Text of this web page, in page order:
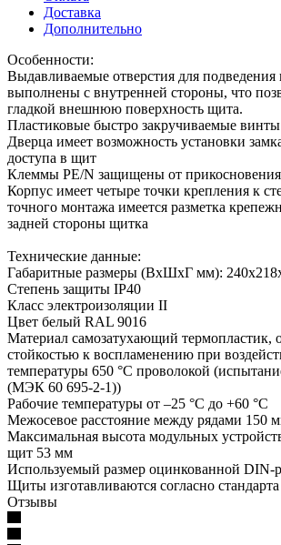
Доставка
Дополнительно
Особенности:
Выдавливаемые отверстия для подведения
выполнены с внутренней стороны, что
гладкой внешнюю поверхность щита.
Пластиковые быстро закручиваемые
Дверца имеет возможность установки
доступа в щит
Клеммы PE/N защищены от прикосновения
Корпус имеет четыре точки крепления к
точного монтажа имеется разметка
задней стороны щитка
Технические данные:
Габаритные размеры (ВхШхГ мм):
Степень защиты IP40
Класс электроизоляции II
Цвет белый RAL 9016
Материал самозатухающий термопластик,
стойкостью к воспламенению при
температуры 650 °С проволокой
(МЭК 60 695-2-1))
Рабочие температуры от –25 °С до +60 °С
Межосевое расстояние между рядами 150
Максимальная высота модульных
щит 53 мм
Используемый размер оцинкованной DIN-
Щиты изготавливаются согласно
Отзывы